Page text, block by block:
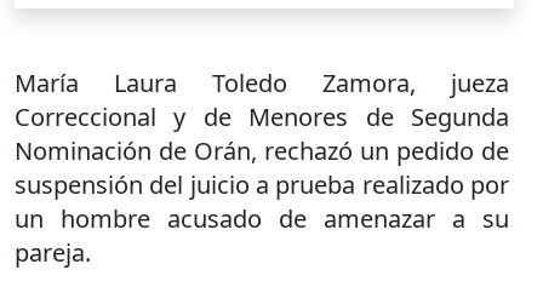
María Laura Toledo Zamora, jueza
Correccional y de Menores de Segunda
Nominación de Orán, rechazó un pedido de
suspensión del juicio a prueba realizado por
un hombre acusado de amenazar a su
pareja.